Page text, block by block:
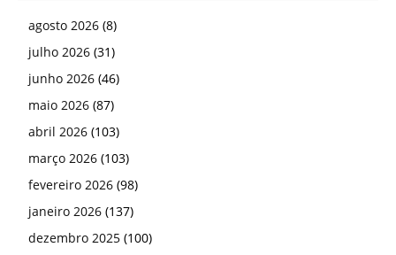
agosto 2026 (8)
julho 2026 (31)
junho 2026 (46)
maio 2026 (87)
abril 2026 (103)
março 2026 (103)
fevereiro 2026 (98)
janeiro 2026 (137)
dezembro 2025 (100)